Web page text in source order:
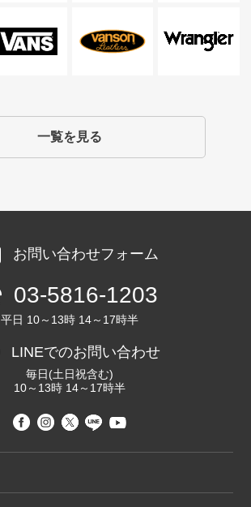
一覧を見る
お問い合わせフォーム
03-5816-1203
平日 10～13時 14～17時半
LINEでのお問い合わせ
毎日(土日祝含む)
10～13時 14～17時半